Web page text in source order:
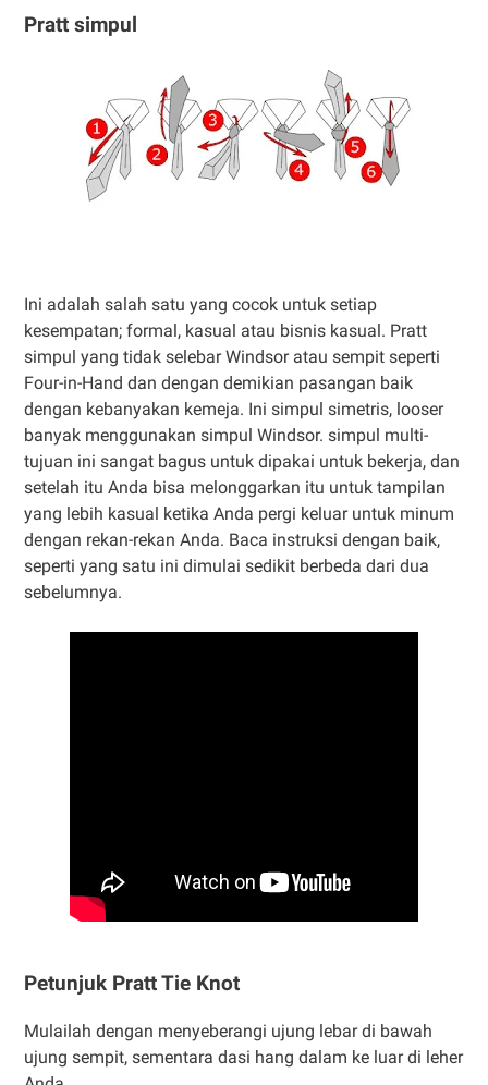
Pratt simpul
Ini adalah salah satu yang cocok untuk setiap
kesempatan; formal, kasual atau bisnis kasual. Pratt
simpul yang tidak selebar Windsor atau sempit seperti
Four-in-Hand dan dengan demikian pasangan baik
dengan kebanyakan kemeja. Ini simpul simetris, looser
banyak menggunakan simpul Windsor. simpul multi-
tujuan ini sangat bagus untuk dipakai untuk bekerja, dan
setelah itu Anda bisa melonggarkan itu untuk tampilan
yang lebih kasual ketika Anda pergi keluar untuk minum
dengan rekan-rekan Anda. Baca instruksi dengan baik,
seperti yang satu ini dimulai sedikit berbeda dari dua
sebelumnya.
Petunjuk Pratt Tie Knot
Mulailah dengan menyeberangi ujung lebar di bawah
ujung sempit, sementara dasi hang dalam ke luar di leher